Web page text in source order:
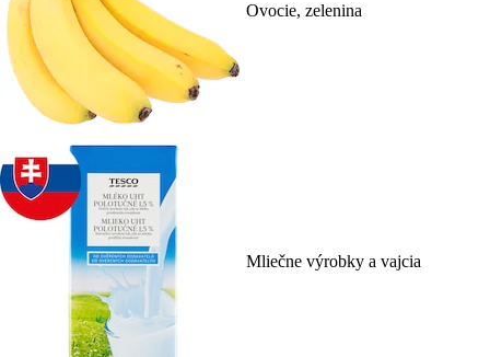
Ovocie, zelenina
Mliečne výrobky a vajcia